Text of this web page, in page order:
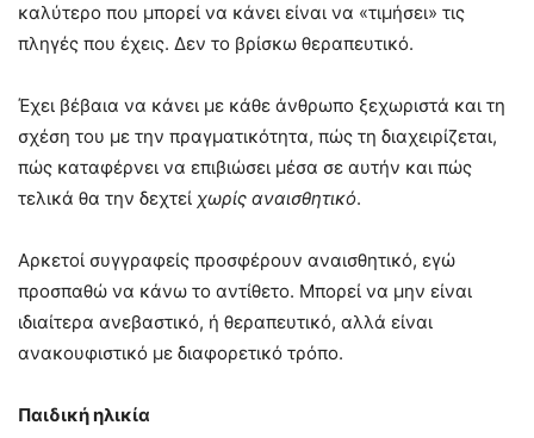
καλύτερο που μπορεί να κάνει είναι να «τιμήσει» τις
πληγές που έχεις. Δεν το βρίσκω θεραπευτικό.
Έχει βέβαια να κάνει με κάθε άνθρωπο ξεχωριστά και τη
σχέση του με την πραγματικότητα, πώς τη διαχειρίζεται,
πώς καταφέρνει να επιβιώσει μέσα σε αυτήν και πώς
τελικά θα την δεχτεί χωρίς αναισθητικό.
Αρκετοί συγγραφείς προσφέρουν αναισθητικό, εγώ
προσπαθώ να κάνω το αντίθετο. Μπορεί να μην είναι
ιδιαίτερα ανεβαστικό, ή θεραπευτικό, αλλά είναι
ανακουφιστικό με διαφορετικό τρόπο.
Παιδική ηλικία